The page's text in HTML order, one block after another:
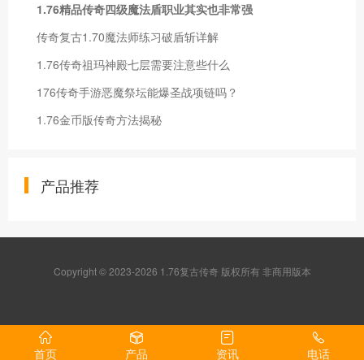
1.76精品传奇四级魔法盾职业其实也非常强
传奇复古1.70魔法师练习破盾斩详解
1.76传奇祖玛神殿七层需要注意些什么
176传奇手游恶魔祭坛能爆圣战项链吗？
1.76金币版传奇方法揭秘
产品推荐
Copyright © 2023-2026 1.76复古传奇 版权所有 非商用版本
首页 产品 资讯 电话